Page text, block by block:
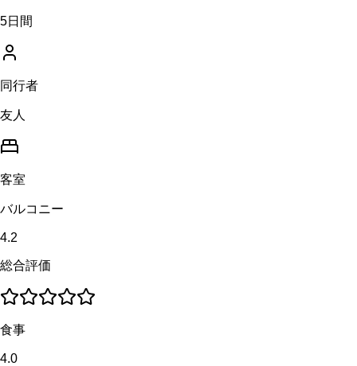
5日間
同行者
友人
客室
バルコニー
4.2
総合評価
食事
4.0